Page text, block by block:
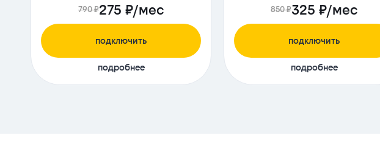
790 ₽275 ₽/мес
подключить
подробнее
850 ₽325 ₽/мес
подключить
подробнее